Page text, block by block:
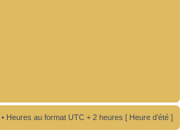
• Heures au format UTC + 2 heures [ Heure d’été ]